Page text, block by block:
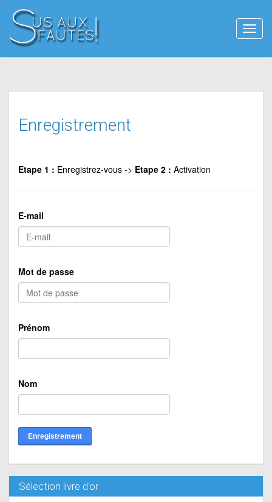
le
Enregistrement
Etape 1 : Enregistrez-vous -> Etape 2 : Activation
E-mail
Mot de passe
Prénom
Nom
Sélection livre d'or